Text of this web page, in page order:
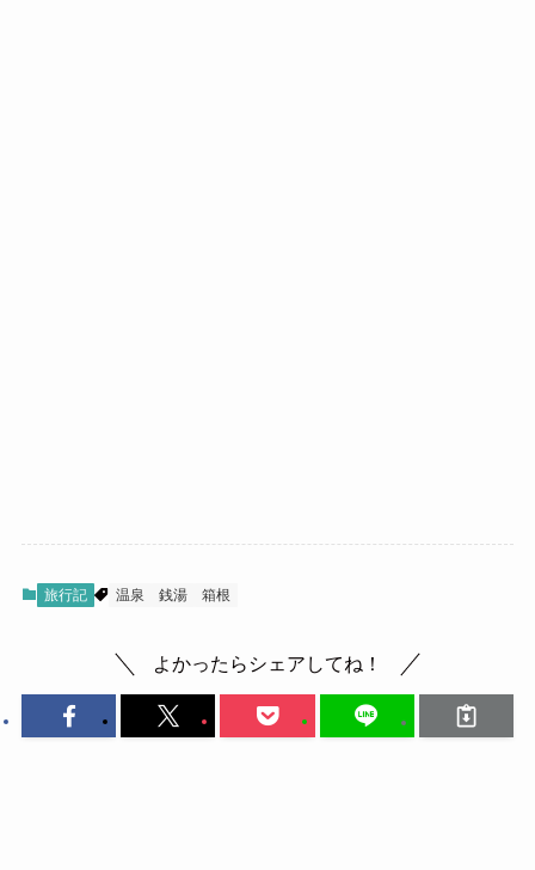
旅行記 温泉 銭湯 箱根
よかったらシェアしてね！